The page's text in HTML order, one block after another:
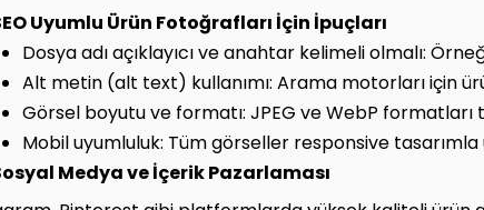
Uyumlu Ürün Fotoğrafları İçin İpuçları
Dosya adı açıklayıcı ve anahtar kelimeli olmalı:
Alt metin (alt text) kullanımı: Arama motorları için
Görsel boyutu ve formatı: JPEG ve WebP formatları
Mobil uyumluluk: Tüm görseller responsive tasarımla
Medya ve İçerik Pazarlaması